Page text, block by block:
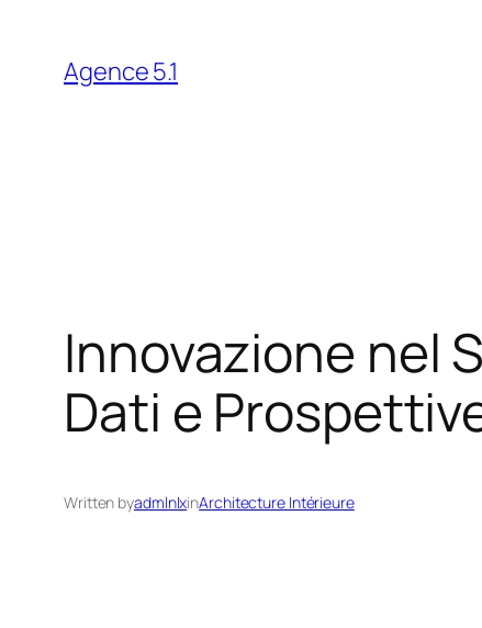
content
Agence 5.1
Innovazione nel
Dati e
Written byadmlnlxinArchitecture Intérieure